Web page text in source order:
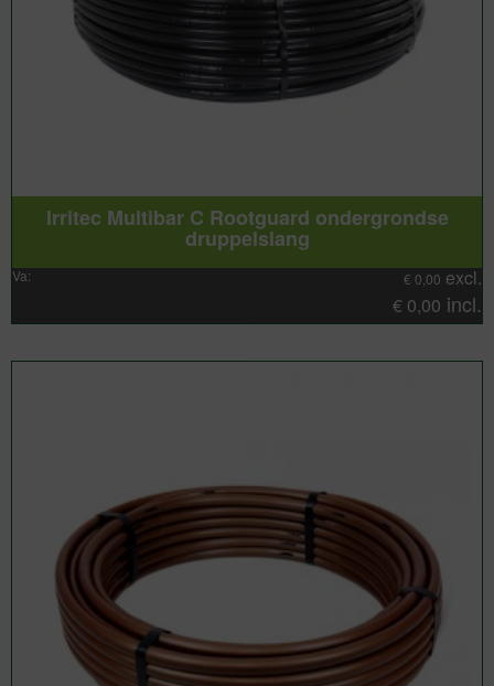
Irritec Multibar C Rootguard ondergrondse
druppelslang
Va: € 0,00 excl.
€ 0,00 incl.